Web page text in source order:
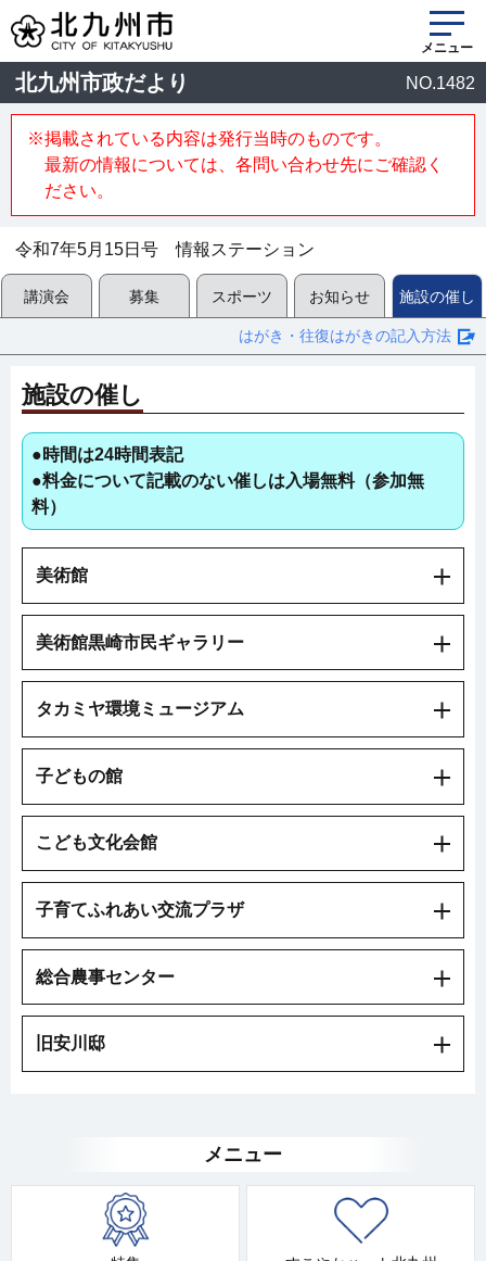
メニュー
北九州市政だより NO.1482
※掲載されている内容は発行当時のものです。
最新の情報については、各問い合わせ先にご確認く
ださい。
令和7年5月15日号 情報ステーション
講演会 募集 スポーツ お知らせ 施設の催し
はがき・往復はがきの記入方法
施設の催し
●時間は24時間表記
●料金について記載のない催しは入場無料（参加無
料）
美術館
美術館黒崎市民ギャラリー
タカミヤ環境ミュージアム
子どもの館
こども文化会館
子育てふれあい交流プラザ
総合農事センター
旧安川邸
メニュー